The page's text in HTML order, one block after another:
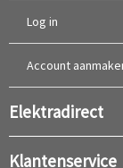
Log in
Account
Elektradirect
Klantenservice